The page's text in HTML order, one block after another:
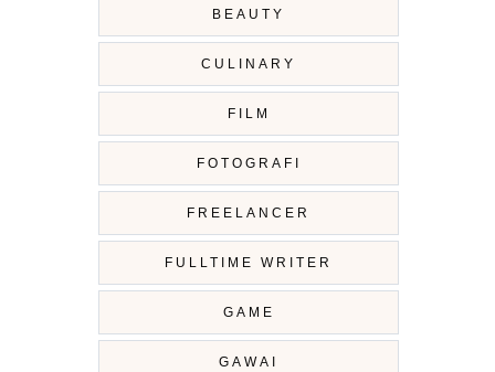
BEAUTY
CULINARY
FILM
FOTOGRAFI
FREELANCER
FULLTIME WRITER
GAME
GAWAI